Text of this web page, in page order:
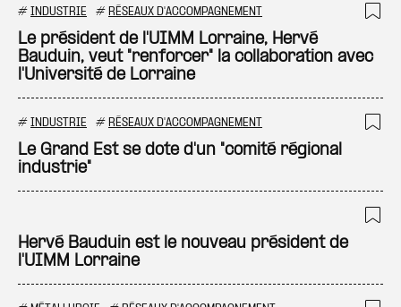
# INDUSTRIE # RÉSEAUX D'ACCOMPAGNEMENT
Le président de l'UIMM Lorraine, Hervé
Bauduin, veut "renforcer" la collaboration avec
l'Université de Lorraine
# INDUSTRIE # RÉSEAUX D'ACCOMPAGNEMENT
Le Grand Est se dote d'un "comité régional
industrie"
Hervé Bauduin est le nouveau président de
l'UIMM Lorraine